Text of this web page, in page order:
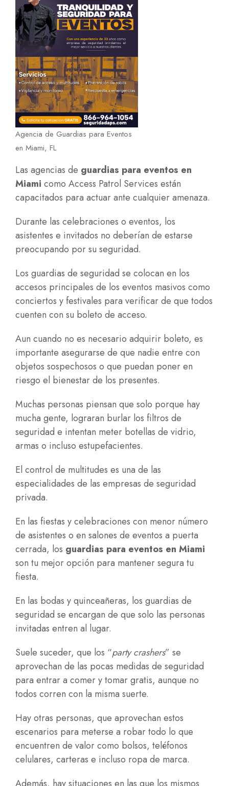
Agencia de Guardias para Eventos
en Miami, FL
Las agencias de guardias para eventos en
Miami como Access Patrol Services están
capacitados para actuar ante cualquier amenaza.
Durante las celebraciones o eventos, los
asistentes e invitados no deberían de estarse
preocupando por su seguridad.
Los guardias de seguridad se colocan en los
accesos principales de los eventos masivos como
conciertos y festivales para verificar de que todos
cuenten con su boleto de acceso.
Aun cuando no es necesario adquirir boleto, es
importante asegurarse de que nadie entre con
objetos sospechosos o que puedan poner en
riesgo el bienestar de los presentes.
Muchas personas piensan que solo porque hay
mucha gente, lograran burlar los filtros de
seguridad e intentan meter botellas de vidrio,
armas o incluso estupefacientes.
El control de multitudes es una de las
especialidades de las empresas de seguridad
privada.
En las fiestas y celebraciones con menor número
de asistentes o en salones de eventos a puerta
cerrada, los guardias para eventos en Miami
son tu mejor opción para mantener segura tu
fiesta.
En las bodas y quinceañeras, los guardias de
seguridad se encargan de que solo las personas
invitadas entren al lugar.
Suele suceder, que los “party crashers” se
aprovechan de las pocas medidas de seguridad
para entrar a comer y tomar gratis, aunque no
todos corren con la misma suerte.
Hay otras personas, que aprovechan estos
escenarios para meterse a robar todo lo que
encuentren de valor como bolsos, teléfonos
celulares, carteras e incluso ropa de marca.